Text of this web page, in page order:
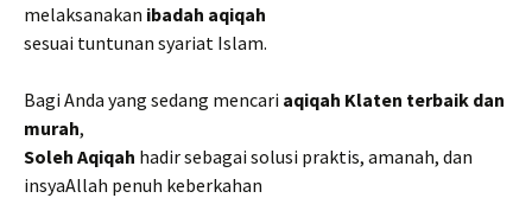
melaksanakan ibadah aqiqah
sesuai tuntunan syariat Islam.
Bagi Anda yang sedang mencari aqiqah Klaten terbaik dan
murah,
Soleh Aqiqah hadir sebagai solusi praktis, amanah, dan
insyaAllah penuh keberkahan